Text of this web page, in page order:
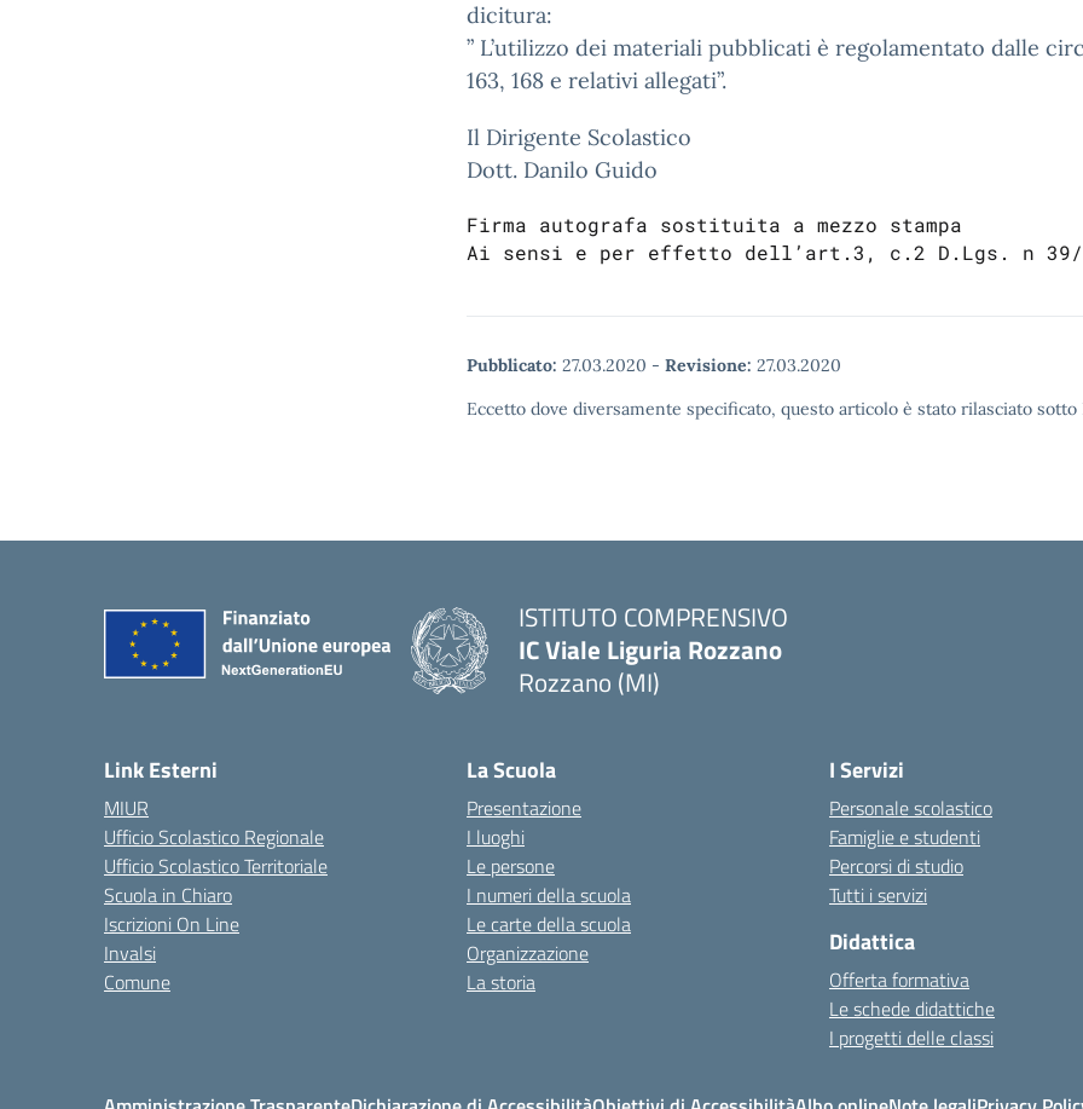
dicitura:
” L’utilizzo dei materiali pubblicati è regolamentato dalle
163, 168 e relativi allegati”.
Il Dirigente Scolastico
Dott. Danilo Guido
Firma autografa sostituita a mezzo stampa
Ai sensi e per effetto dell’art.3, c.2 D.Lgs. n 39/
Pubblicato: 27.03.2020 - Revisione: 27.03.2020
Eccetto dove diversamente specificato, questo articolo è stato rilasciato
ISTITUTO COMPRENSIVO
IC Viale Liguria Rozzano
Rozzano (MI)
Link Esterni
MIUR
Ufficio Scolastico Regionale
Ufficio Scolastico Territoriale
Scuola in Chiaro
Iscrizioni On Line
Invalsi
Comune
La Scuola
Presentazione
I luoghi
Le persone
I numeri della scuola
Le carte della scuola
Organizzazione
La storia
I Servizi
Personale scolastico
Famiglie e studenti
Percorsi di studio
Tutti i servizi
Didattica
Offerta formativa
Le schede didattiche
I progetti delle classi